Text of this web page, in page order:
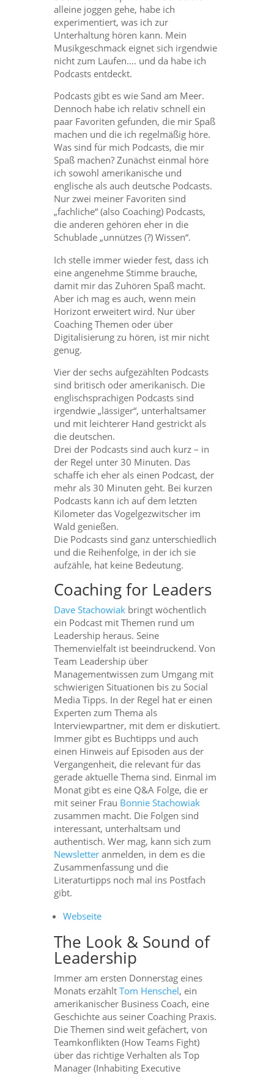
alleine joggen gehe, habe ich
experimentiert, was ich zur
Unterhaltung hören kann. Mein
Musikgeschmack eignet sich irgendwie
nicht zum Laufen…. und da habe ich
Podcasts entdeckt.
Podcasts gibt es wie Sand am Meer.
Dennoch habe ich relativ schnell ein
paar Favoriten gefunden, die mir Spaß
machen und die ich regelmäßig höre.
Was sind für mich Podcasts, die mir
Spaß machen? Zunächst einmal höre
ich sowohl amerikanische und
englische als auch deutsche Podcasts.
Nur zwei meiner Favoriten sind
„fachliche“ (also Coaching) Podcasts,
die anderen gehören eher in die
Schublade „unnützes (?) Wissen“.
Ich stelle immer wieder fest, dass ich
eine angenehme Stimme brauche,
damit mir das Zuhören Spaß macht.
Aber ich mag es auch, wenn mein
Horizont erweitert wird. Nur über
Coaching Themen oder über
Digitalisierung zu hören, ist mir nicht
genug.
Vier der sechs aufgezählten Podcasts
sind britisch oder amerikanisch. Die
englischsprachigen Podcasts sind
irgendwie „lässiger“, unterhaltsamer
und mit leichterer Hand gestrickt als
die deutschen.
Drei der Podcasts sind auch kurz – in
der Regel unter 30 Minuten. Das
schaffe ich eher als einen Podcast, der
mehr als 30 Minuten geht. Bei kurzen
Podcasts kann ich auf dem letzten
Kilometer das Vogelgezwitscher im
Wald genießen.
Die Podcasts sind ganz unterschiedlich
und die Reihenfolge, in der ich sie
aufzähle, hat keine Bedeutung.
Coaching for Leaders
Dave Stachowiakbringt wöchentlich
ein Podcast mit Themen rund um
Leadership heraus. Seine
Themenvielfalt ist beeindruckend. Von
Team Leadership über
Managementwissen zum Umgang mit
schwierigen Situationen bis zu Social
Media Tipps. In der Regel hat er einen
Experten zum Thema als
Interviewpartner, mit dem er diskutiert.
Immer gibt es Buchtipps und auch
einen Hinweis auf Episoden aus der
Vergangenheit, die relevant für das
gerade aktuelle Thema sind. Einmal im
Monat gibt es eine Q&A Folge, die er
mit seiner Frau Bonnie Stachowiak
zusammen macht. Die Folgen sind
interessant, unterhaltsam und
authentisch. Wer mag, kann sich zum
Newsletteranmelden, in dem es die
Zusammenfassung und die
Literaturtipps noch mal ins Postfach
gibt.
Webseite
The Look & Sound of
Leadership
Immer am ersten Donnerstag eines
Monats erzähltTom Henschel, ein
amerikanischer Business Coach, eine
Geschichte aus seiner Coaching Praxis.
Die Themen sind weit gefächert, von
Teamkonflikten (How Teams Fight)
über das richtige Verhalten als Top
Manager (Inhabiting Executive